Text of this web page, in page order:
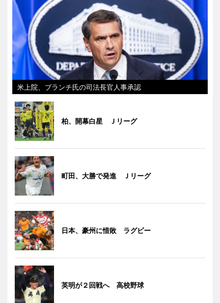
米上院、ブランチ氏の司法長官人事承認
柏、開幕白星 Ｊリーグ
町田、大勝で発進 Ｊリーグ
日本、豪州に惜敗 ラグビー
英明が２回戦へ 高校野球